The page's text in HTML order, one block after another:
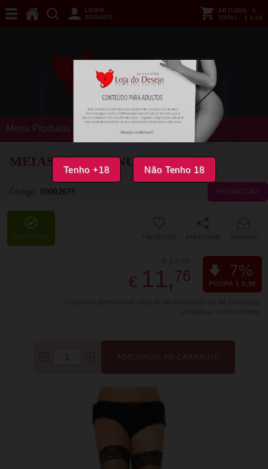
Tenho +18 Não Tenho 18
LOGIN
REGISTO
ARTIGOS:
0
TOTAL: € 0,00
Menu Produtos
MEIAS LEG AVENUE STAY UPS
Código: 00002675 PROMOÇÃO
DISPONÍVEL SUGERIR
FAVORITOS
€ 11, 76 7%
POUPA € 0,90
ADICIONAR AO CARRINHO